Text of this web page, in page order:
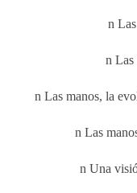
n
n Las
n Las manos, la
n Las
n Una